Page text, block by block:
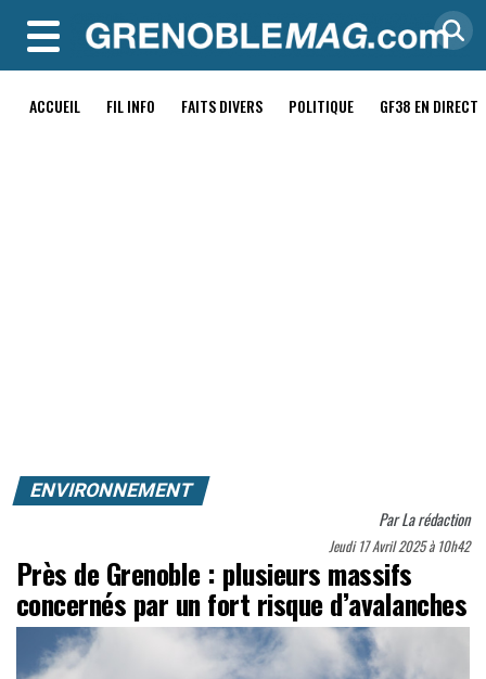
MENU
ACCUEIL FIL INFO FAITS DIVERS POLITIQUE GF38 EN DIRECT
ENVIRONNEMENT
ParLa rédaction
Jeudi 17 Avril 2025 à 10h42
Près de Grenoble : plusieurs massifs
concernés par un fort risque d’avalanches